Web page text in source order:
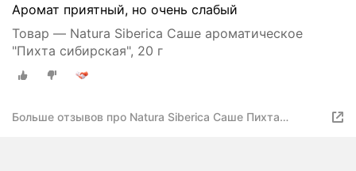
Аромат приятный, но очень слабый
Товар — Natura Siberica Саше ароматическое
"Пихта сибирская", 20 г
Больше отзывов про Natura Siberica Саше Пихта